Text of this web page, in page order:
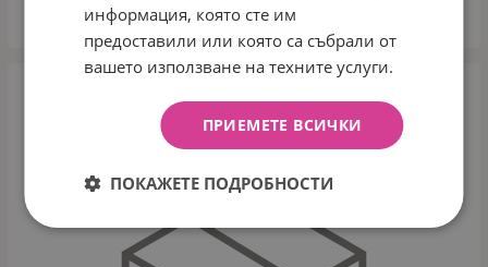
КУПИ
информация, която сте им
предоставили или която са събрали от
вашето използване на техните услуги.
ПРИЕМЕТЕ ВСИЧКИ
ПОКАЖЕТЕ ПОДРОБНОСТИ